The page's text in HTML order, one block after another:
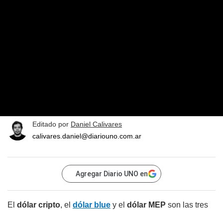
Editado por Daniel Calivares
calivares.daniel@diariouno.com.ar
Agregar Diario UNO en
El dólar cripto, el dólar blue y el dólar MEP son las tres